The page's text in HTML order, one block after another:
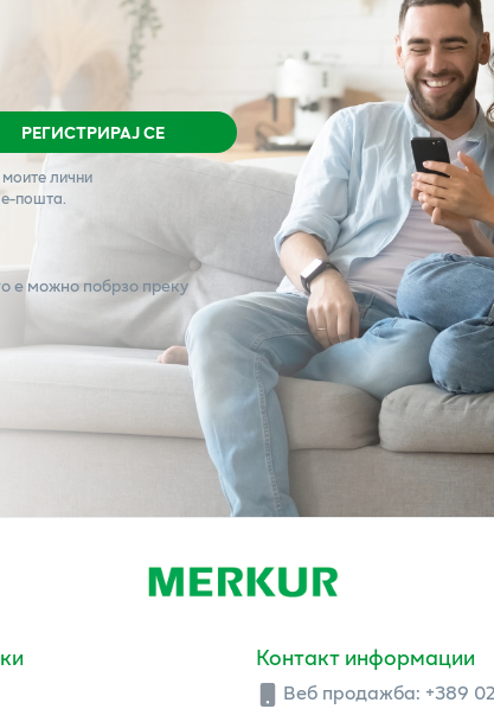
РЕГИСТРИРАЈ СЕ
лични
пошта.
е можно побрзо преку
Контакт информации
Веб продажба: +389